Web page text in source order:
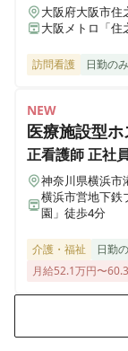
大阪府大阪市住
大阪メトロ「住
訪問看護 日勤のみ
NEW
医療施設型
正看護師正社
神奈川県横浜市
横浜市営地下鉄
園」徒歩4分
介護・福祉 日勤
月給52.1万円〜